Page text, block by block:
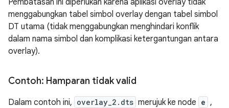
Pembatasan ini diperlukan karena aplikasi overlay tidak
menggabungkan tabel simbol overlay dengan tabel simbol
DT utama (tidak menggabungkan menghindari konflik
dalam nama simbol dan komplikasi ketergantungan antara
overlay).
Contoh: Hamparan tidak valid
Dalam contoh ini, overlay_2.dts merujuk ke node e ,